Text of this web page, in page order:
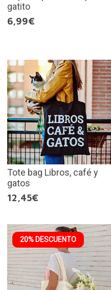
gatito
6,99€
Tote bag Libros, café y
gatos
12,45€
20% DESCUENTO